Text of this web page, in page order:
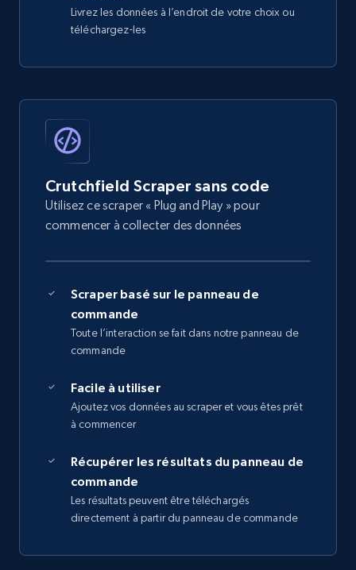
Livrez les données à l’endroit de votre choix ou
téléchargez-les
Crutchfield Scraper sans code
Utilisez ce scraper « Plug and Play » pour
commencer à collecter des données
Scraper basé sur le panneau de
commande
Toute l’interaction se fait dans notre panneau de
commande
Facile à utiliser
Ajoutez vos données au scraper et vous êtes prêt
à commencer
Récupérer les résultats du panneau de
commande
Les résultats peuvent être téléchargés
directement à partir du panneau de commande